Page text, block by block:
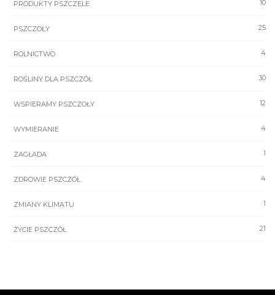
10
PRODUKTY PSZCZELE
25
PSZCZOŁY
4
ROLNICTWO
30
ROŚLINY DLA PSZCZÓŁ
12
WSPIERAMY PSZCZOŁY
4
WYMIERANIE
1
ZAGŁADA
4
ZDROWIE PSZCZÓŁ
1
ZMIANY KLIMATU
21
ŻYCIE PSZCZÓŁ